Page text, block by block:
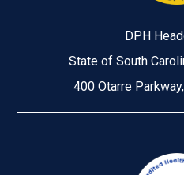
DPH
State of South
400 Otarre